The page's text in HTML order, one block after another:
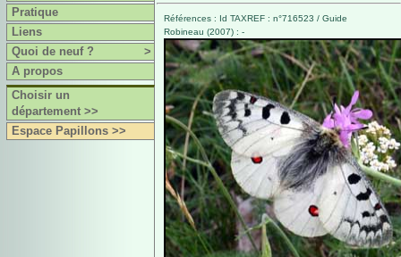
Pratique
Liens
Quoi de neuf ?
>
A propos
Choisir un
département >>
Espace Papillons >>
Références : Id TAXREF : n°716523 / Guide
Robineau (2007) : -